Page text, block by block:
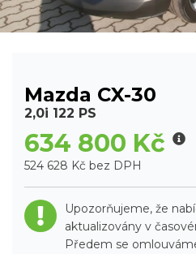
Mazda CX-30
2,0i 122 PS
634 800 Kč
524 628 Kč bez DPH
Upozorňujeme, že
aktualizovány v
Předem se